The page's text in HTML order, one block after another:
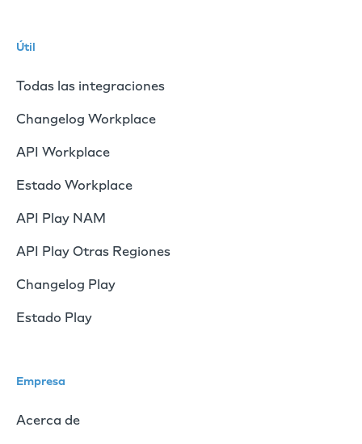
Útil
Todas las integraciones
Changelog Workplace
API Workplace
Estado Workplace
API Play NAM
API Play Otras Regiones
Changelog Play
Estado Play
Empresa
Acerca de